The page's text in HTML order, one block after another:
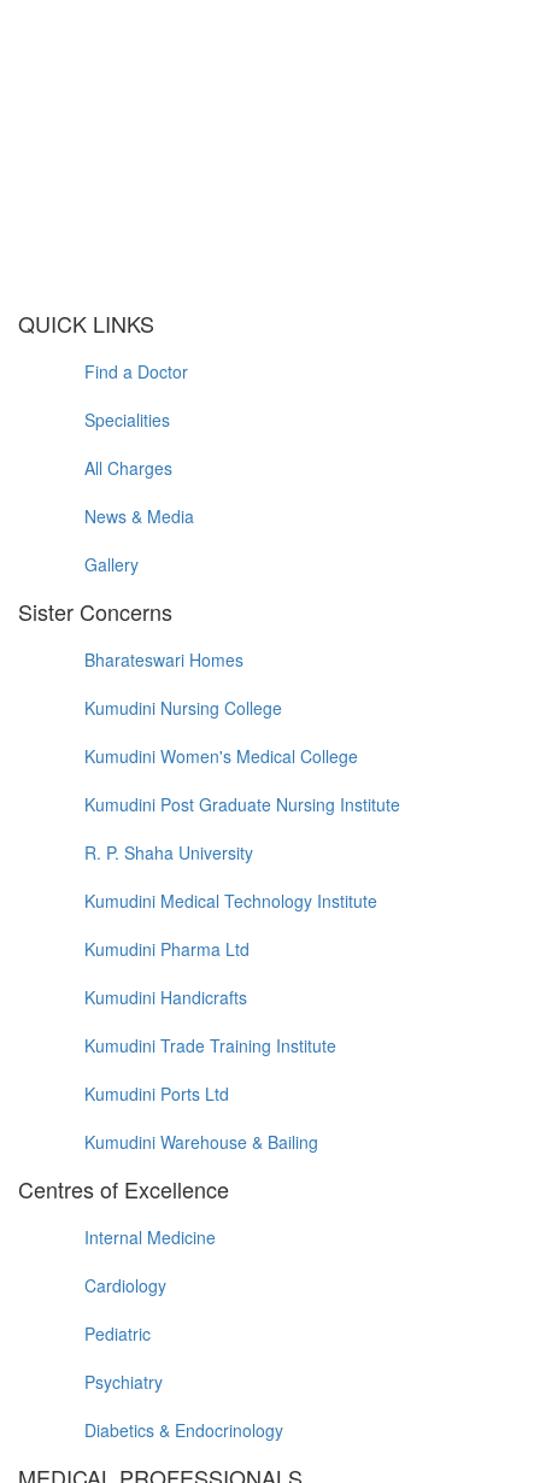
QUICK LINKS
Find a Doctor
Specialities
All Charges
News & Media
Gallery
Sister Concerns
Bharateswari Homes
Kumudini Nursing College
Kumudini Women's Medical College
Kumudini Post Graduate Nursing Institute
R. P. Shaha University
Kumudini Medical Technology Institute
Kumudini Pharma Ltd
Kumudini Handicrafts
Kumudini Trade Training Institute
Kumudini Ports Ltd
Kumudini Warehouse & Bailing
Centres of Excellence
Internal Medicine
Cardiology
Pediatric
Psychiatry
Diabetics & Endocrinology